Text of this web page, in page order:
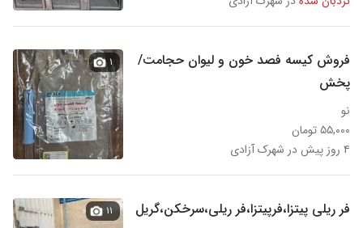
فروش کیسه فصد خون و لیوان حجامت/
پخش
نو
۵۵,۰۰۰ تومان
۴ روز پیش در شهرک آزادی
۱
فر ریلی پیتزا،فرپیتزا،فر ریلی،سرخکن،گریل ۱۱